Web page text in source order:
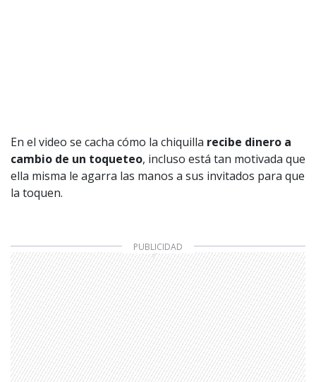
En el video se cacha cómo la chiquilla recibe dinero a
cambio de un toqueteo, incluso está tan motivada que
ella misma le agarra las manos a sus invitados para que
la toquen.